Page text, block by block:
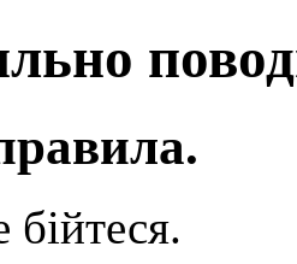
бійтеся.